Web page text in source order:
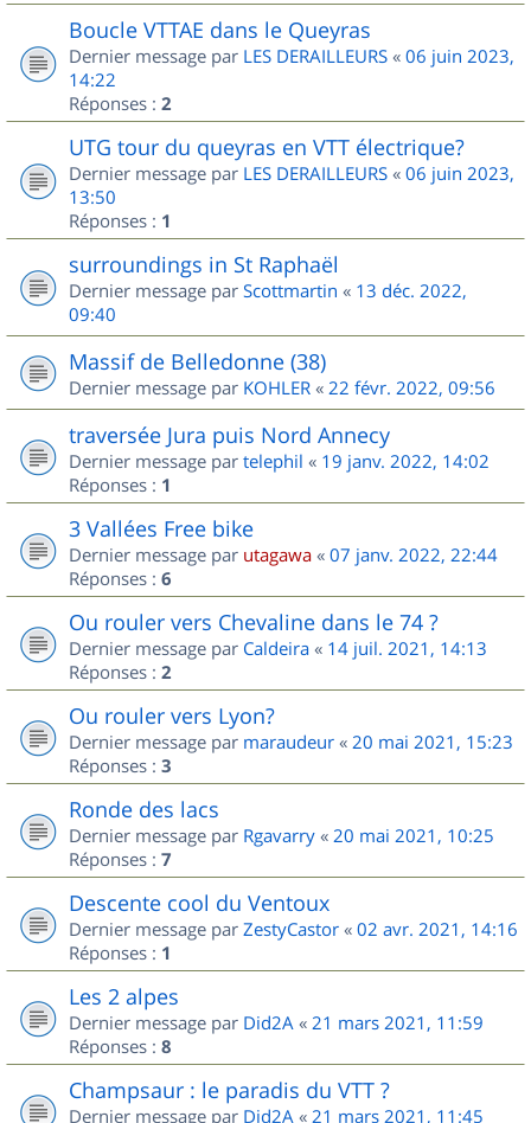
Boucle VTTAE dans le Queyras
Dernier message par LES DERAILLEURS « 06 juin 2023,
14:22
Réponses : 2
UTG tour du queyras en VTT électrique?
Dernier message par LES DERAILLEURS « 06 juin 2023,
13:50
Réponses : 1
surroundings in St Raphaël
Dernier message par Scottmartin « 13 déc. 2022,
09:40
Massif de Belledonne (38)
Dernier message par KOHLER « 22 févr. 2022, 09:56
traversée Jura puis Nord Annecy
Dernier message par telephil « 19 janv. 2022, 14:02
Réponses : 1
3 Vallées Free bike
Dernier message par utagawa « 07 janv. 2022, 22:44
Réponses : 6
Ou rouler vers Chevaline dans le 74 ?
Dernier message par Caldeira « 14 juil. 2021, 14:13
Réponses : 2
Ou rouler vers Lyon?
Dernier message par maraudeur « 20 mai 2021, 15:23
Réponses : 3
Ronde des lacs
Dernier message par Rgavarry « 20 mai 2021, 10:25
Réponses : 7
Descente cool du Ventoux
Dernier message par ZestyCastor « 02 avr. 2021, 14:16
Réponses : 1
Les 2 alpes
Dernier message par Did2A « 21 mars 2021, 11:59
Réponses : 8
Champsaur : le paradis du VTT ?
Dernier message par Did2A « 21 mars 2021, 11:45